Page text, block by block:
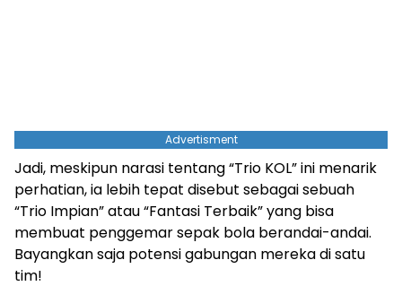
Advertisment
Jadi, meskipun narasi tentang “Trio KOL” ini menarik
perhatian, ia lebih tepat disebut sebagai sebuah
“Trio Impian” atau “Fantasi Terbaik” yang bisa
membuat penggemar sepak bola berandai-andai.
Bayangkan saja potensi gabungan mereka di satu
tim!